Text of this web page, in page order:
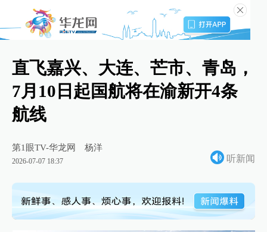
直飞嘉兴、大连、芒市、青岛‌，
7月10日起国航将在渝新开4条
航线
第1眼TV-华龙网 杨洋
2026-07-07 18:37 听新闻